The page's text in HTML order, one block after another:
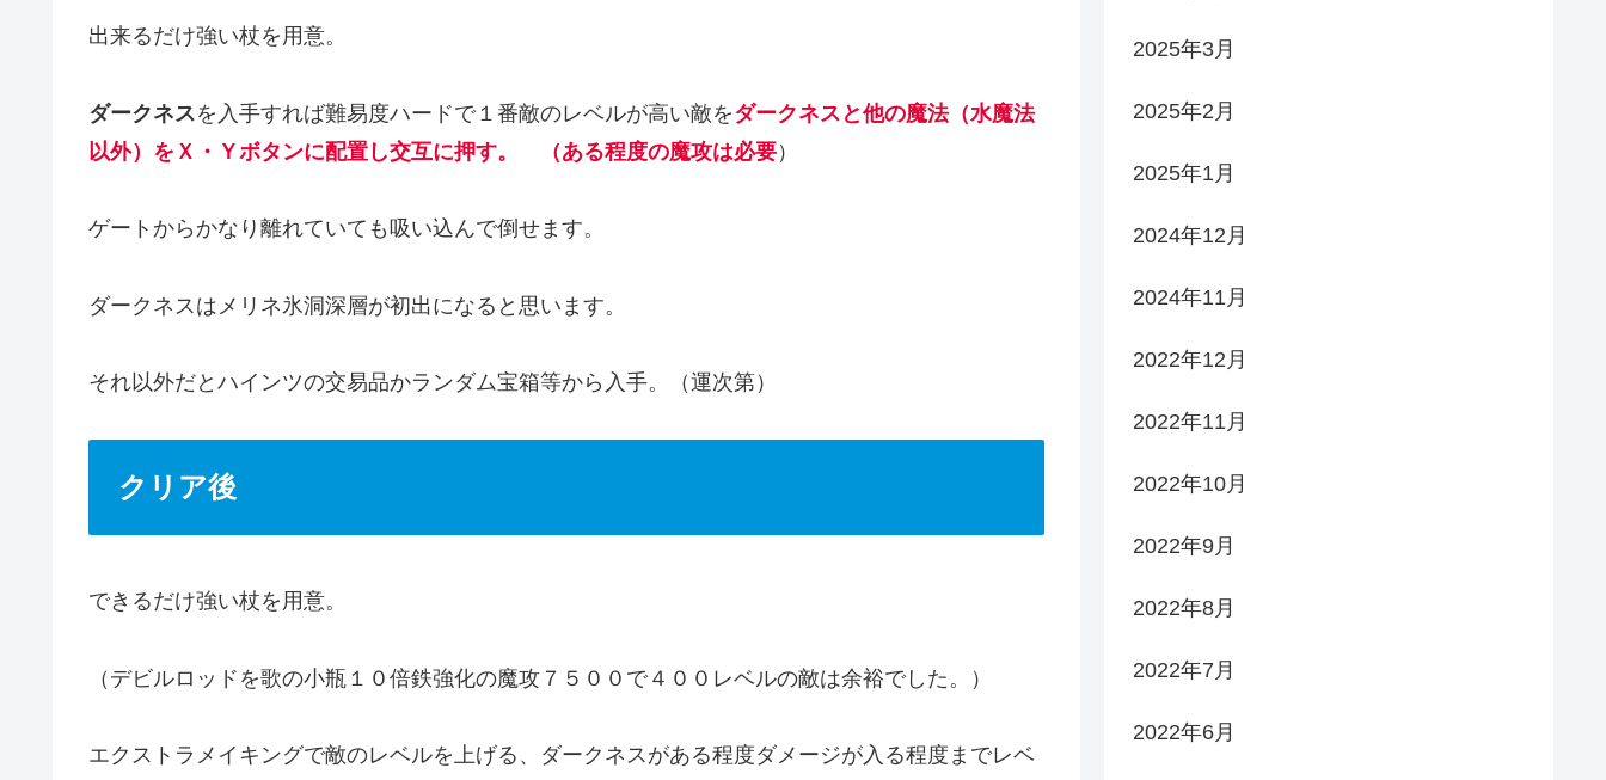
出来るだけ強い杖を用意。
ダークネスを入手すれば難易度ハードで１番敵のレベルが高い敵をダークネスと他の魔法（水魔法
以外）をＸ・Ｙボタンに配置し交互に押す。 （ある程度の魔攻は必要）
ゲートからかなり離れていても吸い込んで倒せます。
ダークネスはメリネ氷洞深層が初出になると思います。
それ以外だとハインツの交易品かランダム宝箱等から入手。（運次第）
クリア後
できるだけ強い杖を用意。
（デビルロッドを歌の小瓶１０倍鉄強化の魔攻７５００で４００レベルの敵は余裕でした。）
エクストラメイキングで敵のレベルを上げる、ダークネスがある程度ダメージが入る程度までレベ
2025年3月
2025年2月
2025年1月
2024年12月
2024年11月
2022年12月
2022年11月
2022年10月
2022年9月
2022年8月
2022年7月
2022年6月